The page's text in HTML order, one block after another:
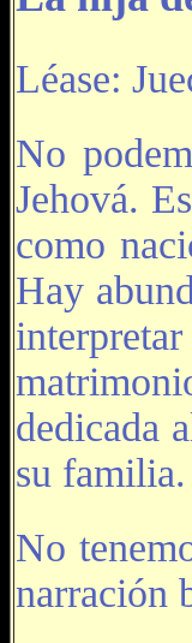
Léase:
No
Jehová.
como
Hay
dedicada
su familia.
No
narración